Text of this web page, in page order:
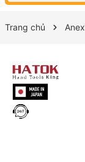
Trang chủ Anex